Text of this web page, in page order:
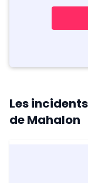
Les
de Mahalon